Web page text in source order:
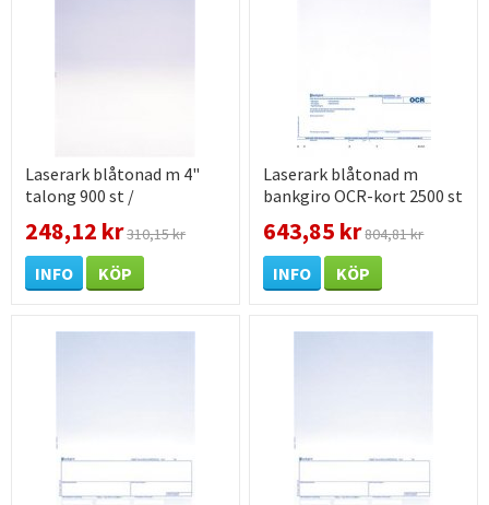
Laserark blåtonad m 4"
talong 900 st /
förpackning
248,12 kr310,15 kr
INFO KÖP
Laserark blåtonad m
bankgiro OCR-kort 2500 st
/ förpackning
643,85 kr804,81 kr
INFO KÖP